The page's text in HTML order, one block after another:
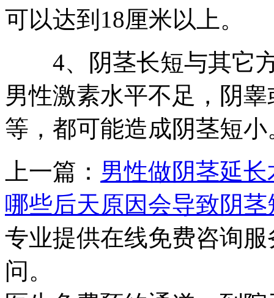
可以达到18厘米以上。
4、阴茎长短与其它方
男性激素水平不足，阴
等，都可能造成阴茎短小
上一篇： 男性做阴茎延
哪些后天原因会导致阴茎
专业提供在线免费咨询
问。